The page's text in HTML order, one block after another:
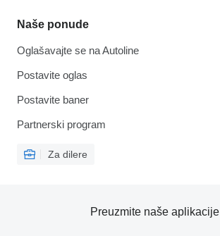
Naše ponude
Oglašavajte se na Autoline
Postavite oglas
Postavite baner
Partnerski program
Za dilere
Preuzmite naše aplikacije